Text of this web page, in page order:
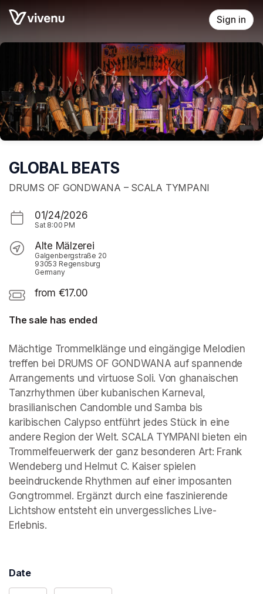
Skip header
Sign in
GLOBAL BEATS
DRUMS OF GONDWANA – SCALA TYMPANI
01/24/2026
Sat 8:00 PM
Alte Mälzerei
Galgenbergstraße 20
93053 Regensburg
Germany
from €17.00
The sale has ended
Mächtige Trommelklänge und eingängige Melodien
treffen bei DRUMS OF GONDWANA auf spannende
Arrangements und virtuose Soli. Von ghanaischen
Tanzrhythmen über kubanischen Karneval,
brasilianischen Candomble und Samba bis
karibischen Calypso entführt jedes Stück in eine
andere Region der Welt. SCALA TYMPANI bieten ein
Trommelfeuerwerk der ganz besonderen Art: Frank
Wendeberg und Helmut C. Kaiser spielen
beeindruckende Rhythmen auf einer imposanten
Gongtrommel. Ergänzt durch eine faszinierende
Lichtshow entsteht ein unvergessliches Live-
Erlebnis.
Date